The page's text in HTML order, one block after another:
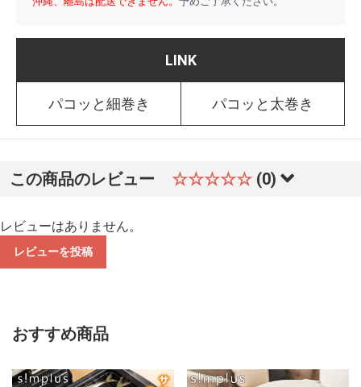
LINK
パコッと細巻き パコッと太巻き
この商品のレビュー ☆☆☆☆☆ (0)
レビューはありません。
レビューを投稿
おすすめ商品